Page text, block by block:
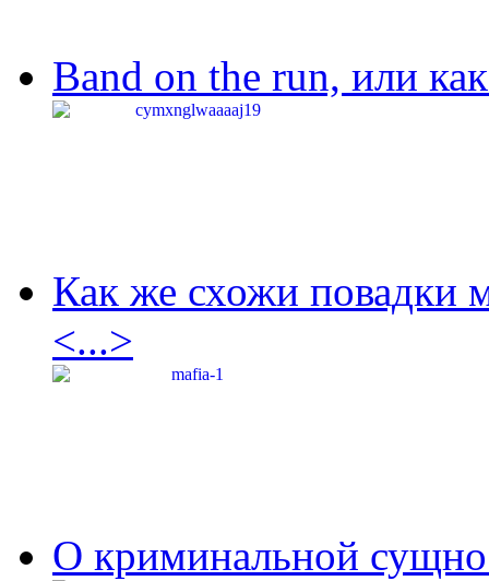
Band on the run, или
Как же схожи повадки
<...>
О криминальной